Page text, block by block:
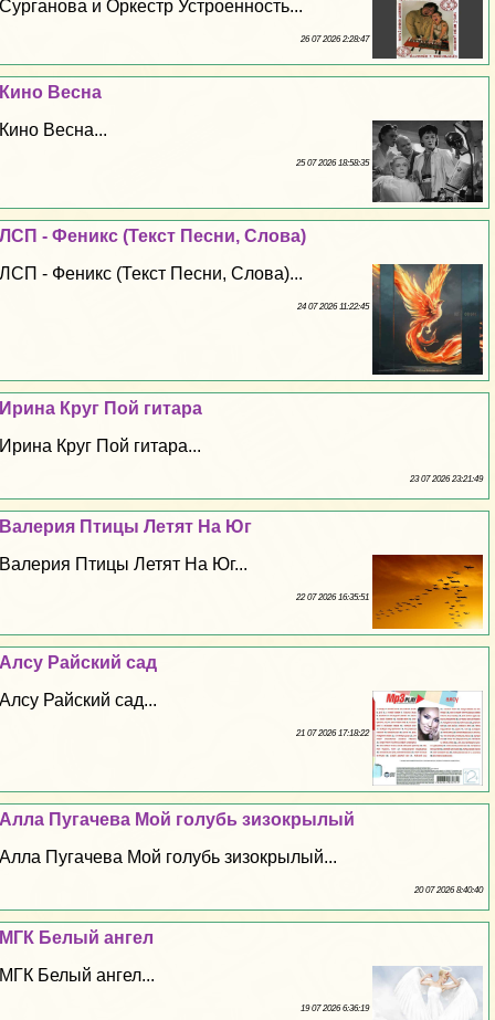
Сурганова и Оркестр Устроенность...
26 07 2026 2:28:47
Кино Весна
Кино Весна...
25 07 2026 18:58:35
ЛСП - Феникс (Текст Песни, Слова)
ЛСП - Феникс (Текст Песни, Слова)...
24 07 2026 11:22:45
Ирина Круг Пой гитара
Ирина Круг Пой гитара...
23 07 2026 23:21:49
Валерия Птицы Летят На Юг
Валерия Птицы Летят На Юг...
22 07 2026 16:35:51
Алсу Райский сад
Алсу Райский сад...
21 07 2026 17:18:22
Алла Пугачева Мой гoлyбь зизокрылый
Алла Пугачева Мой гoлyбь зизокрылый...
20 07 2026 8:40:40
МГК Белый ангел
МГК Белый ангел...
19 07 2026 6:36:19